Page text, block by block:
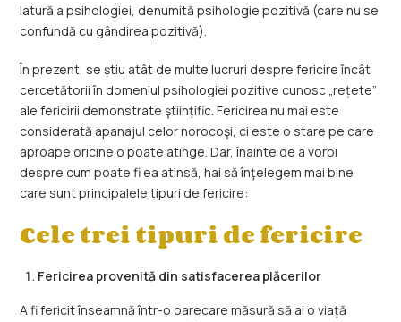
latură a psihologiei, denumită psihologie pozitivă (care nu se
confundă cu gândirea pozitivă).
În prezent, se știu atât de multe lucruri despre fericire încât
cercetătorii în domeniul psihologiei pozitive cunosc „rețete”
ale fericirii demonstrate ştiinţific. Fericirea nu mai este
considerată apanajul celor norocoşi, ci este o stare pe care
aproape oricine o poate atinge. Dar, înainte de a vorbi
despre cum poate fi ea atinsă, hai să înţelegem mai bine
care sunt principalele tipuri de fericire:
Cele trei tipuri de fericire
Fericirea provenită din satisfacerea plăcerilor
A fi fericit înseamnă într-o oarecare măsură să ai o viaţă